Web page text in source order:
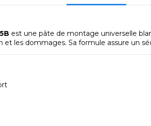
est une pâte de montage universelle
les dommages. Sa formule assure un